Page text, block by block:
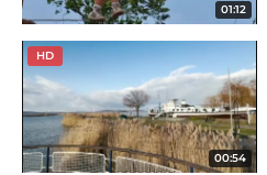
01:12
HD
00:54